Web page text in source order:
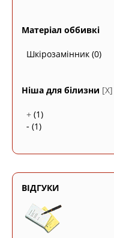
Матеріал оббивкі
Шкірозамінник (0)
Ніша для білизни [X]
+ (1)
- (1)
ВІДГУКИ